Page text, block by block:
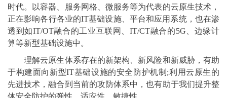
时代。以容器、服务网格、微服务等为代表的云原生技术，
正在影响各行各业的IT基础设施、平台和应用系统，也在渗
透到如IT/OT融合的工业互联网、IT/CT融合的5G、边缘计
算等新型基础设施中。
理解云原生体系存在的新架构、新风险和新威胁，有助
于构建面向新型IT基础设施的安全防护机制;利用云原生的
先进技术，融合到当前的攻防体系中，也有助于我们提升整
体安全防护的弹性、适应性、敏捷性。